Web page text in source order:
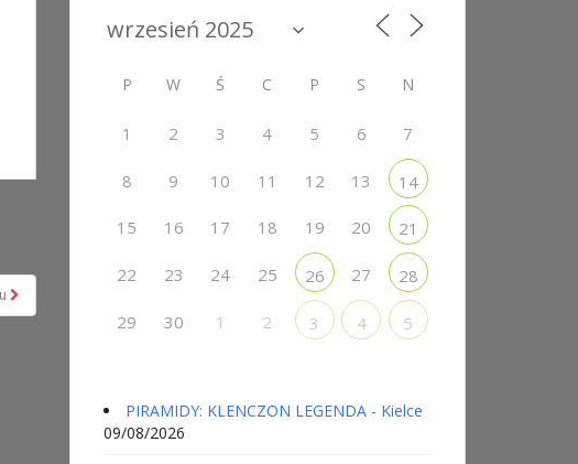
P W Ś C P S N
1 2 3 4 5 6 7
8 9 10 11 12 13 14
15 16 17 18 19 20 21
22 23 24 25 26 27 28
29 30 1 2 3 4 5
PIRAMIDY: KLENCZON LEGENDA - Kielce
09/08/2026